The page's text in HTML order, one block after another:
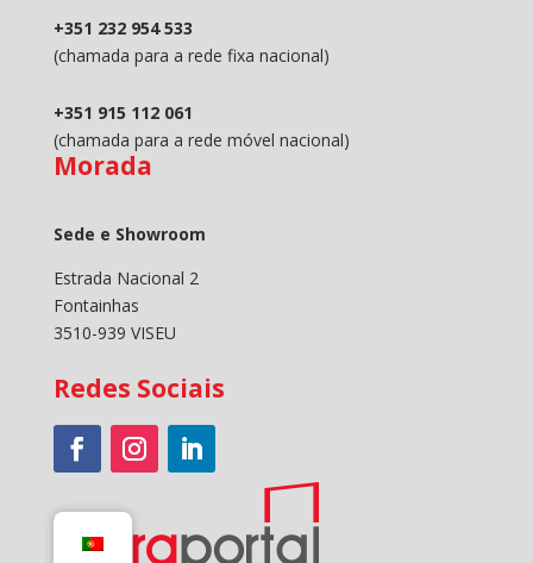
+351 232 954 533
(chamada para a rede fixa nacional)
+351 915 112 061
(chamada para a rede móvel nacional)
Morada
Sede e Showroom
Estrada Nacional 2
Fontainhas
3510-939 VISEU
Redes Sociais